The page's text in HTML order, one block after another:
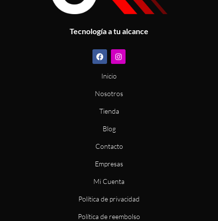
Tecnología a tu alcance
F
a
e
o
o
I
n
r
m
Inicio
Nosotros
Tienda
Blog
Contacto
Empresas
Mi Cuenta
Política de privacidad
Política de reembolso